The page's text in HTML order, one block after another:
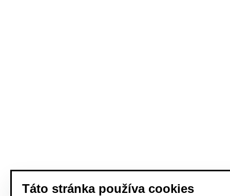
Táto stránka používa cookies